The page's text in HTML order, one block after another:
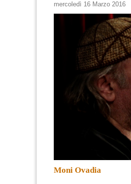
mercoledì 16 Marzo 2016
Moni Ovadia